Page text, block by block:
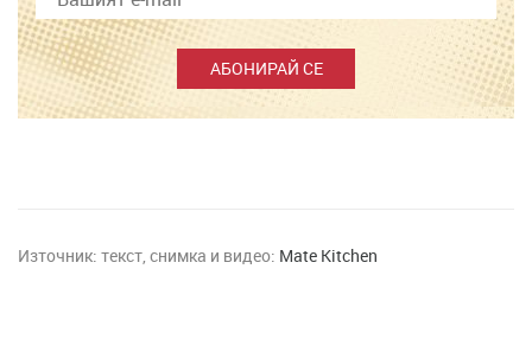
АБОНИРАЙ СЕ
Източник: текст, снимка и видео: Mate Kitchen